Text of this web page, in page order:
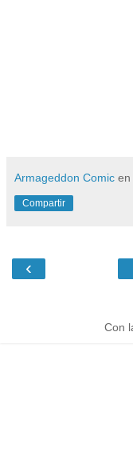
Armageddon Comic en
Compartir
‹
Con